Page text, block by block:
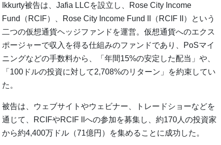
Ikkurty被告は、Jafia LLCを設立し、Rose City Income
Fund（RCIF）、Rose City Income Fund II（RCIF II）という
二つの仮想通貨ヘッジファンドを運営。仮想通貨へのエクス
ポージャーで収入を得る仕組みのファンドであり、PoSマイ
ニングなどの手数料から、「年間15%の安定した配当」や、
「100ドルの投資に対して2,708%のリターン」を約束してい
た。
被告は、ウェブサイトやウェビナー、トレードショーなどを
通じて、RCIFやRCIF IIへの参加を募集し、約170人の投資家
から約4,400万ドル（71億円）を集めることに成功した。